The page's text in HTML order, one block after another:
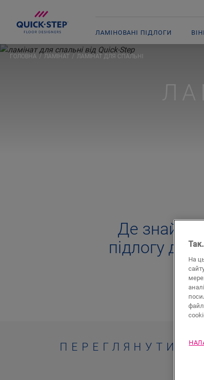
ЛАМІНОВАНІ ПІДЛОГИ
ГОЛОВНА ЛАМІНАТ ЛАМІНАТ ДЛЯ СПАЛЬНІ
Де знайти
підлогу для
ПЕРЕГЛЯНУТИ
На